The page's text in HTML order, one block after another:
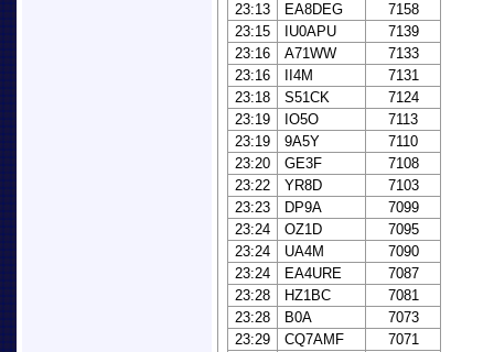
23:13
EA8DEG
7158
23:15
IU0APU
7139
23:16
A71WW
7133
23:16
II4M
7131
23:18
S51CK
7124
23:19
IO5O
7113
23:19
9A5Y
7110
23:20
GE3F
7108
23:22
YR8D
7103
23:23
DP9A
7099
23:24
OZ1D
7095
23:24
UA4M
7090
23:24
EA4URE
7087
23:28
HZ1BC
7081
23:28
B0A
7073
23:29
CQ7AMF
7071